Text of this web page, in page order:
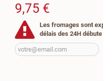
9,75 €
Les fromages sont
délais des 24H